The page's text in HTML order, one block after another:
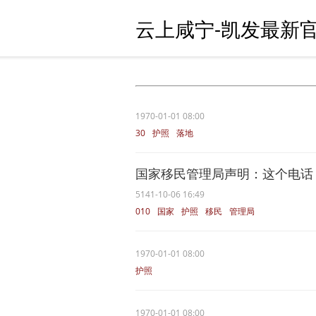
云上咸宁-凯发最新
1970-01-01 08:00
30 护照 落地
国家移民管理局声明：这个电
5141-10-06 16:49
010
国家 护照 移民 管理局
1970-01-01 08:00
护照
1970-01-01 08:00